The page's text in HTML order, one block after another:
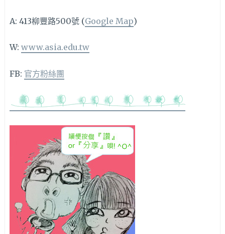
A: 413柳豐路500號 (Google Map)
W: www.asia.edu.tw
FB: 官方粉絲團